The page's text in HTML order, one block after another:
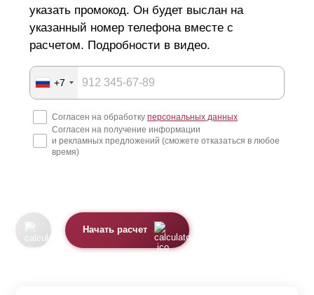
указать промокод. Он будет выслан на
указанный номер телефона вместе с
расчетом. Подробности в видео.
+7
Согласен на обработку персональных данных
Согласен на получение информации
и рекламных предложений (сможете отказаться в любое
время)
Начать расчет